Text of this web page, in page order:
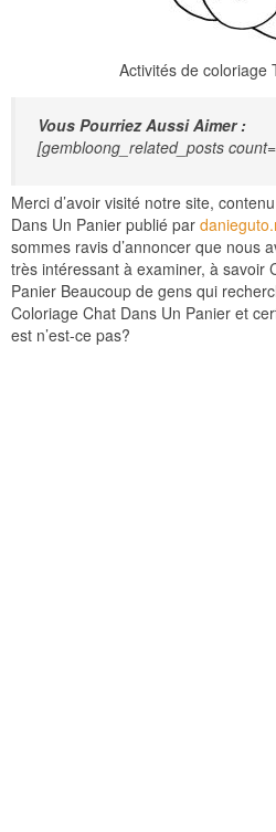
Activités de
Vous Pourriez Aussi Aimer :
[gembloong_related_posts
Merci d’avoir visité notre site,
Dans Un Panier publié par
sommes ravis d’annoncer que nous
très intéressant à examiner, à savoir
Panier Beaucoup de gens qui
Coloriage Chat Dans Un Panier et
est n’est-ce pas?